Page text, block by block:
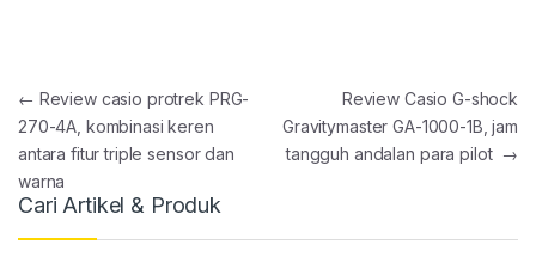
Post navigation
← Review casio protrek PRG-
270-4A, kombinasi keren
antara fitur triple sensor dan
warna
Review Casio G-shock
Gravitymaster GA-1000-1B, jam
tangguh andalan para pilot →
Cari Artikel & Produk